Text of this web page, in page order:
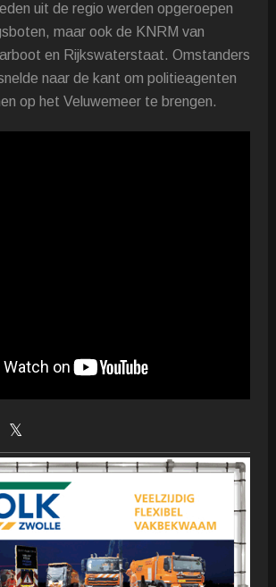
uit de regio werden opgeroepen
maar ook de KNRM van
en Rijkswaterstaat. Omstanders
naar de kant om politieagenten
op het Veluwemeer te brengen.